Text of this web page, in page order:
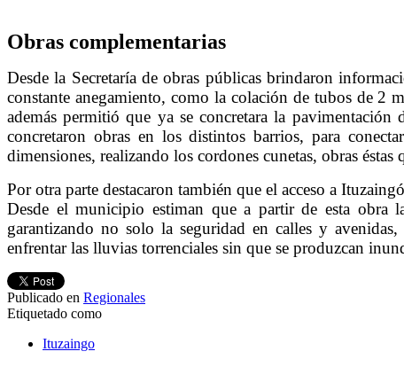
Obras complementarias
Desde la Secretaría de obras públicas brindaron
constante anegamiento, como la colación de tubos de 2
además permitió que ya se concretara la
concretaron obras en los distintos barrios, para
dimensiones, realizando los cordones cunetas, obras
Por otra parte destacaron también que el acceso a
Desde el municipio estiman que a partir de esta obra
garantizando no solo la seguridad en calles y
enfrentar las lluvias torrenciales sin que se produzcan
Publicado en Regionales
Etiquetado como
Ituzaingo